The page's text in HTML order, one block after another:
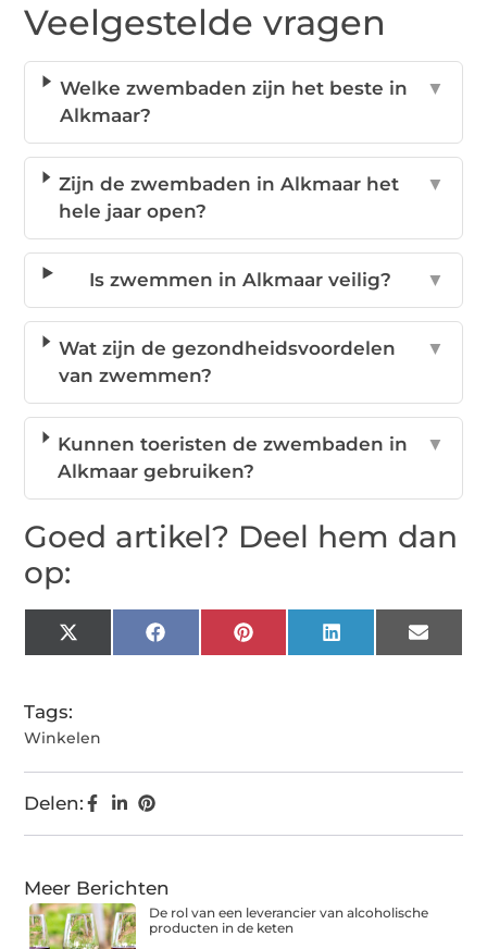
Veelgestelde vragen
Welke zwembaden zijn het beste in
Alkmaar?
▼
Zijn de zwembaden in Alkmaar het
hele jaar open?
▼
Is zwemmen in Alkmaar veilig? ▼
Wat zijn de gezondheidsvoordelen
van zwemmen?
▼
Kunnen toeristen de zwembaden in
Alkmaar gebruiken?
▼
Goed artikel? Deel hem dan
op:
X
(Twitter)
FacebookPinterestLinkedIn Email
Tags:
Winkelen
Delen:
Meer Berichten
De rol van een leverancier van alcoholische
producten in de keten